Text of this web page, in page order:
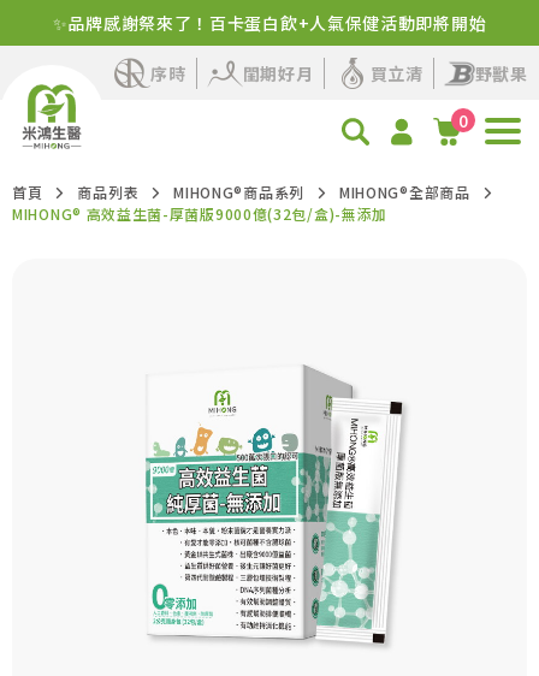
✨品牌感謝祭來了！百卡蛋白飲+人氣保健活動即將開始
序時 閨期好月 買立清
野獸果
0
首頁 商品列表 MIHONG®商品系列
MIHONG®全部商品
MIHONG® 高效益生菌-厚菌版9000億(32包/盒)-無添加